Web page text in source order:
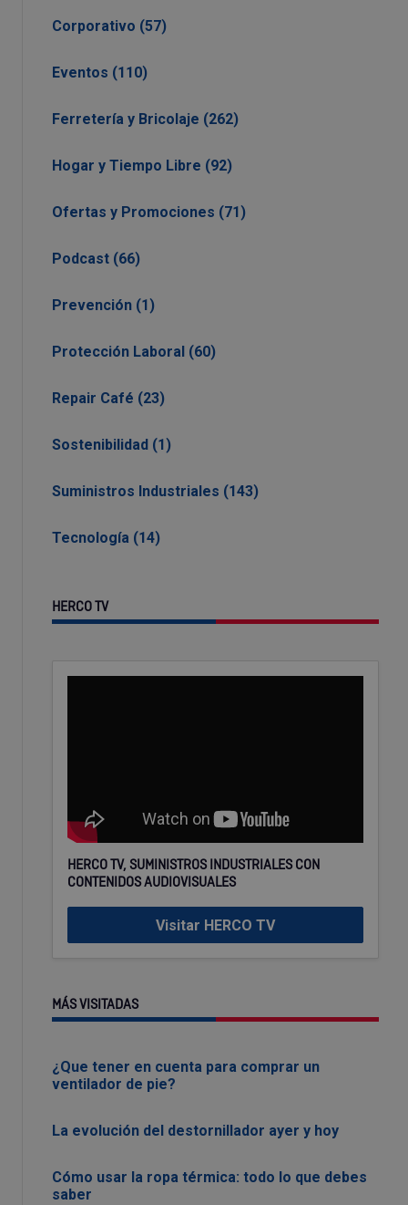
Corporativo (57)
Eventos (110)
Ferretería y Bricolaje (262)
Hogar y Tiempo Libre (92)
Ofertas y Promociones (71)
Podcast (66)
Prevención (1)
Protección Laboral (60)
Repair Café (23)
Sostenibilidad (1)
Suministros Industriales (143)
Tecnología (14)
HERCO TV
HERCO TV, SUMINISTROS INDUSTRIALES CON
CONTENIDOS AUDIOVISUALES
Visitar HERCO TV
MÁS VISITADAS
¿Que tener en cuenta para comprar un
ventilador de pie?
La evolución del destornillador ayer y hoy
Cómo usar la ropa térmica: todo lo que debes
saber